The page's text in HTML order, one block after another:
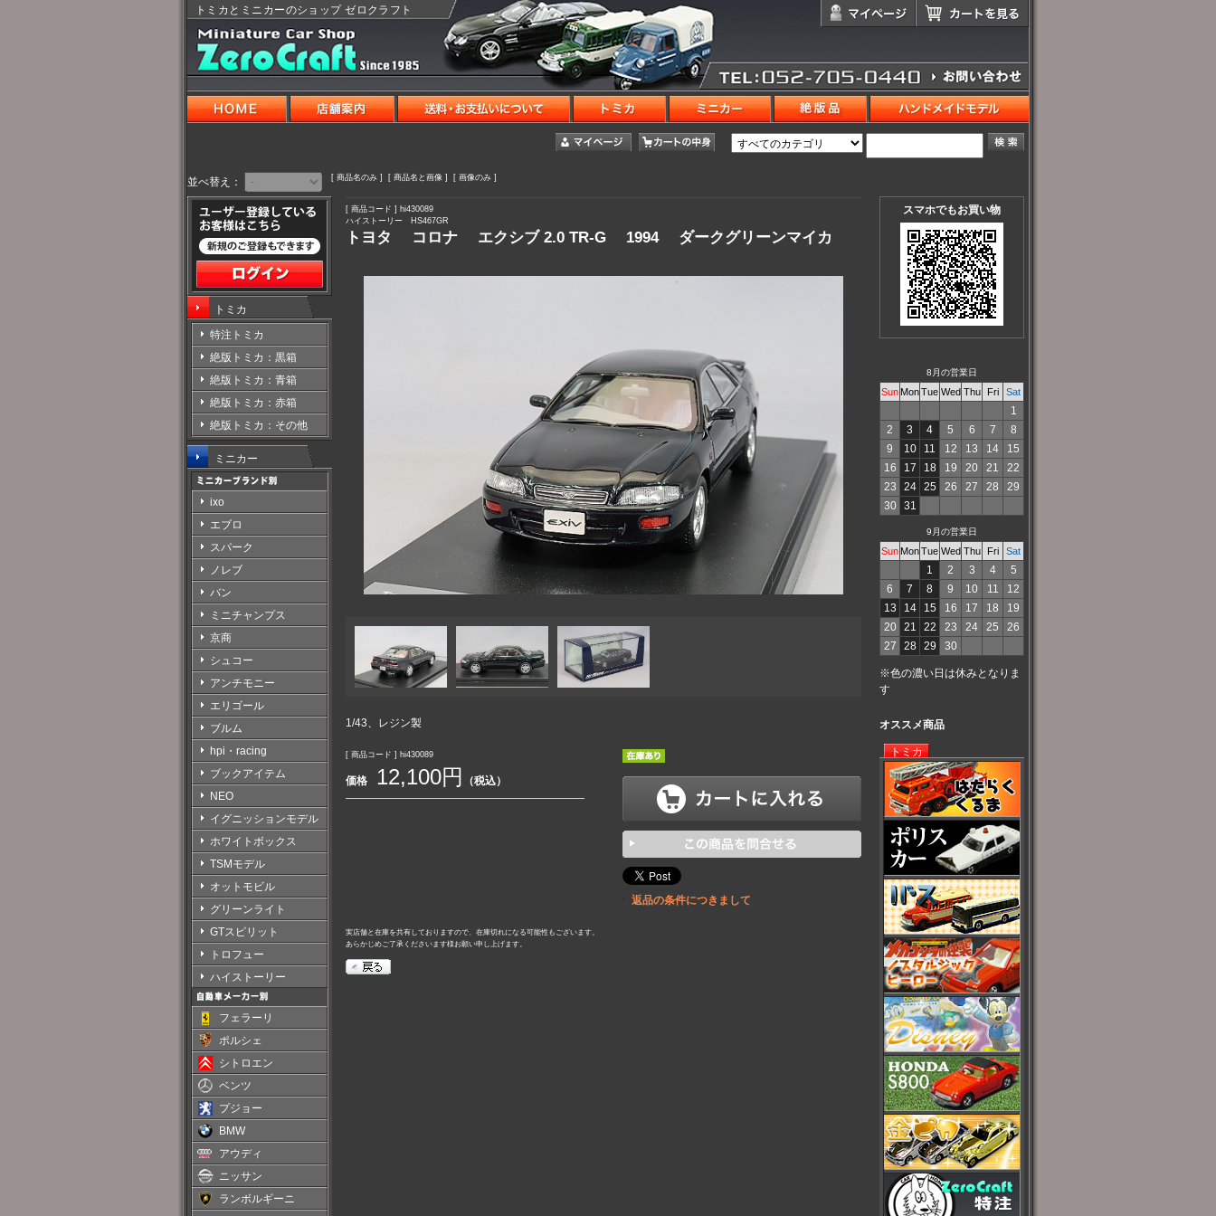
トミカとミニカーのショップ ゼロクラフト
並べ替え： [ 商品名のみ ] [ 商品名と画像 ] [ 画像のみ ]
[ 商品コード ] hi430089
ハイストーリー HS467GR
トヨタ コロナ エクシブ 2.0 TR-G 1994 ダークグリーンマイカ
1/43、レジン製
[ 商品コード ] hi430089
価格 12,100円 （税込）
返品の条件につきまして
実店舗と在庫を共有しておりますので、在庫切れになる可能性もございます。
あらかじめご了承くださいます様お願い申し上げます。
トミカ
特注トミカ
絶版トミカ：黒箱
絶版トミカ：青箱
絶版トミカ：赤箱
絶版トミカ：その他
ミニカー
ixo
エブロ
スパーク
ノレブ
バン
ミニチャンプス
京商
シュコー
アンチモニー
エリゴール
ブルム
hpi・racing
ブックアイテム
NEO
イグニッションモデル
ホワイトボックス
TSMモデル
オットモビル
グリーンライト
GTスピリット
トロフュー
ハイストーリー
フェラーリ
ポルシェ
シトロエン
ベンツ
プジョー
BMW
アウディ
ニッサン
ランボルギーニ
スマホでもお買い物
8月の営業日
Sun MonTue Wed Thu Fri Sat
1
2
3 4 5 6 7
8
9
10 11 12 13 14
15
16
17 18 19 20 21
22
23
24 25 26 27 28
29
30
31
9月の営業日
Sun MonTue Wed Thu Fri Sat
1 2 3 4
5
6
7 8 9 10 11
12
13
14 15 16 17 18
19
20
21 22 23 24 25
26
27
28 29 30
※色の濃い日は休みとなりま
す
オススメ商品
トミカ